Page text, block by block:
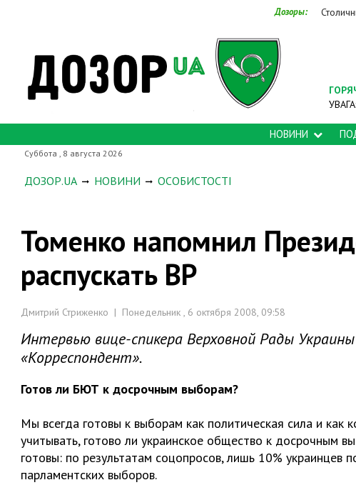
Дозоры:
НОВИНИ
Суббота , 8 августа 2026
ДОЗОР.UA НОВИНИ ОСОБИСТОСТІ
Томенко напомнил
распускать ВР
Дмитрий Стриженко | Понедельник , 6 октября 2008, 09:58
Интервью вице-спикера Верховной Рады
«Корреспондент».
Готов ли БЮТ к досрочным выборам?
Мы всегда готовы к выборам как политическая сила и
учитывать, готово ли украинское общество к досрочным
готовы: по результатам соцопросов, лишь 10%
парламентских выборов.